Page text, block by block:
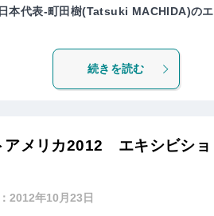
本代表-町田樹(Tatsuki MACHIDA)のエ
続きを読む
メリカ2012 エキシビショ
2012年10月23日